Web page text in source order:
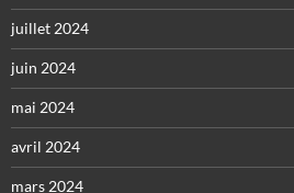
juillet 2024
juin 2024
mai 2024
avril 2024
mars 2024